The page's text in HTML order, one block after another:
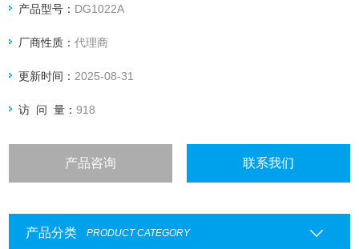
产品型号： DG1022A
厂商性质：代理商
更新时间： 2025-08-31
访 问 量：918
产品咨询 联系我们
产品分类 PRODUCT CATEGORY